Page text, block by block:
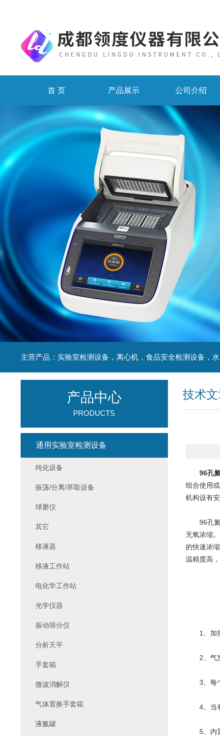
首 页 产品展示 公司介绍
技术
96孔
组合使用
机构设有
96孔氮
无氧浓缩
的快速浓
温精度高
1、加热
2、气室
3、每个
4、当有
5、内置
产品中心
PRODUCTS
通用实验室检测设备
纯化设备
振荡/分离/萃取设备
球磨仪
其它
移液器
移液工作站
电化学工作站
光学仪器
振动筛分仪
分析天平
手套箱
微波消解仪
气体置换手套箱
液氮罐